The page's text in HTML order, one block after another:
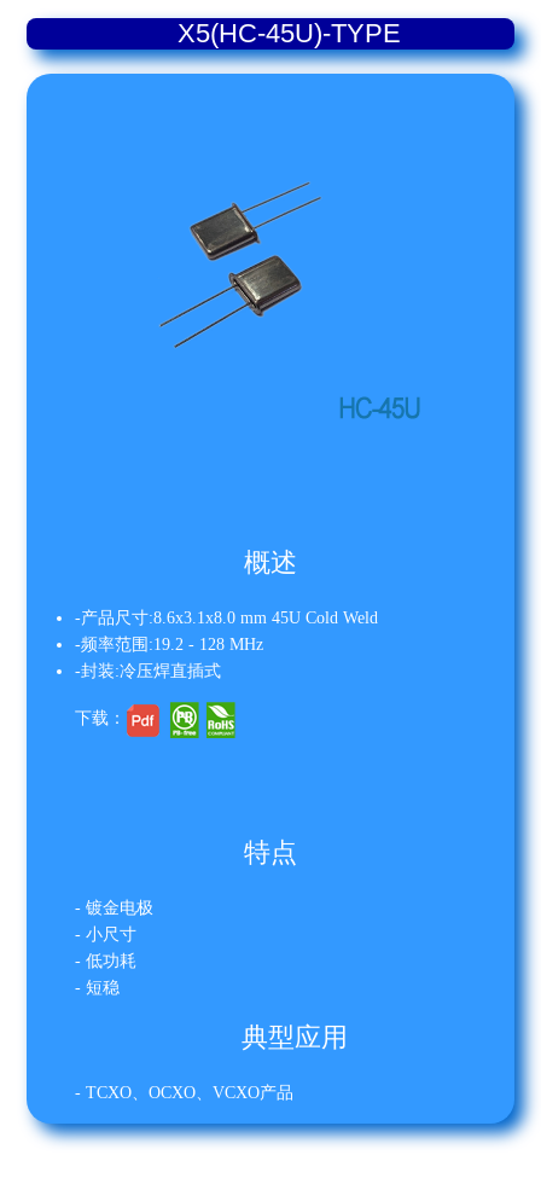
X5(HC-45U)-TYPE
概述
-产品尺寸:8.6x3.1x8.0 mm 45U Cold Weld
-频率范围:19.2 - 128 MHz
-封装:冷压焊直插式
下载：
特点
- 镀金电极
- 小尺寸
- 低功耗
- 短稳
典型应用
- TCXO、OCXO、VCXO产品